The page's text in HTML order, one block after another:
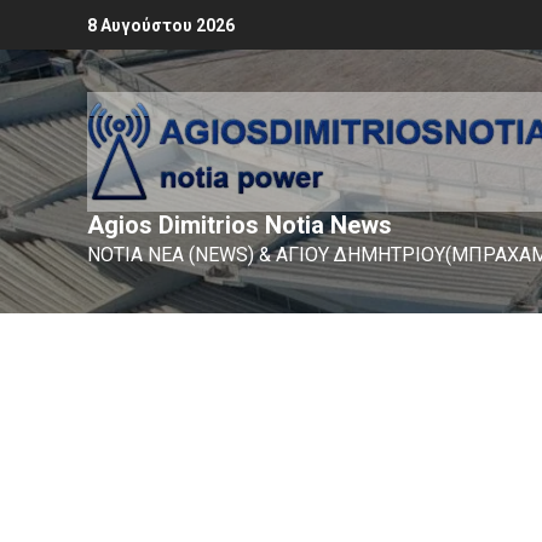
8 Αυγούστου 2026
Agios Dimitrios Notia News
ΝΟΤΙΑ ΝΕΑ (NEWS) & ΑΓΙΟΥ